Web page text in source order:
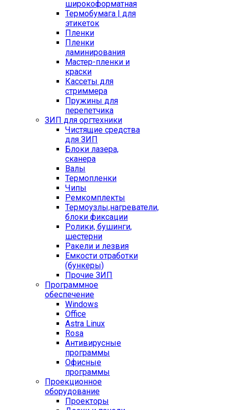
широкоформатная
Термобумага | для
этикеток
Пленки
Пленки
ламинирования
Мастер-пленки и
краски
Кассеты для
стриммера
Пружины для
перепетчика
ЗИП для оргтехники
Чистящие средства
для ЗИП
Блоки лазера,
сканера
Валы
Термопленки
Чипы
Ремкомплекты
Термоузлы,нагреватели,
блоки фиксации
Ролики, бушинги,
шестерни
Ракели и лезвия
Емкости отработки
(бункеры)
Прочие ЗИП
Программное
обеспечение
Windows
Office
Astra Linux
Rosa
Антивирусные
программы
Офисные
программы
Проекционное
оборудование
Проекторы